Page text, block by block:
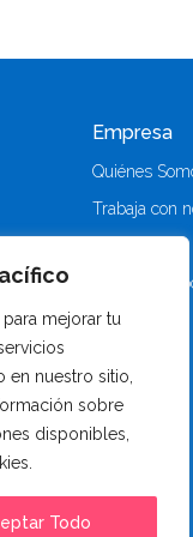
mejorar tu
en nuestro sitio,
sobre
disponibles,
Todo
Empresa
Quiénes
Trabaja con
Alquiler de